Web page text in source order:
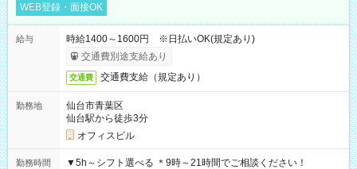
WEB登録・面接OK
給与
時給1400～1600円 ※日払いOK(規定あり)
交通費別途支給あり
交通費 交通費支給（規定あり）
勤務地
仙台市青葉区
仙台駅から徒歩3分
オフィスビル
勤務時間 ▼5h～シフト選べる ＊9時～21時間でご相談ください！